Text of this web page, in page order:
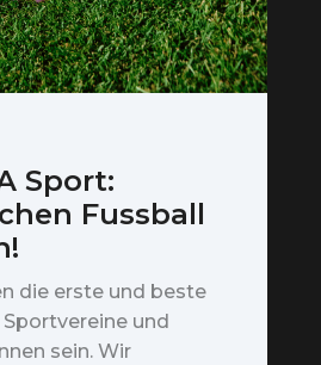
Sport:
Fussball
die erste und beste
und
sein. Wir